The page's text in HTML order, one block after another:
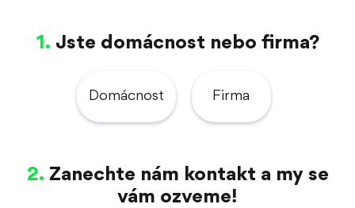
Jste domácnost nebo firma?
Domácnost Firma
Zanechte nám kontakt a my se
vám ozveme!